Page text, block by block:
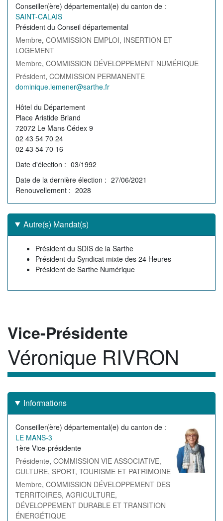
NOS ACTIONS
Solidarité, autonomie et santé
Emploi, insertion et logement
Développement des territoires,
agriculture, développement durable et
transition énergétique
Usages et services numériques en
Sarthe
Infrastructures routières, mobilités et
réseaux électriques
Jeunesse, éducation, citoyenneté et
enseignement supérieur
Culture, sport, tourisme et patrimoine
Conseiller(ère) départemental(e) du canton de
SAINT-CALAIS
Président du Conseil départemental
Membre, COMMISSION EMPLOI, INSERTION ET
LOGEMENT
Membre, COMMISSION DÉVELOPPEMENT NUMÉRIQUE
Président, COMMISSION PERMANENTE
Courriel
l'élu(e)
dominique.lemener@sarthe.fr
Adresse
de
l'élu
Hôtel du Département
Place Aristide Briand
72072 Le Mans Cédex 9
02 43 54 70 24
02 43 54 70 16
Date d'élection
03/1992
Date de la dernière élection
27/06/2021
Renouvellement
2028
Autre(s) Mandat(s)
Autre(s)
mandat(s)
Président du SDIS de la Sarthe
Président du Syndicat mixte des 24 Heures
Président de Sarthe Numérique
Rôle
Vice-Présidente
Membre
Véronique RIVRON
Informations
Image
l'élu(e)
Conseiller(ère) départemental(e) du canton de
LE MANS-3
1ère Vice-présidente
Présidente, COMMISSION VIE ASSOCIATIVE,
CULTURE, SPORT, TOURISME ET PATRIMOINE
Membre, COMMISSION DÉVELOPPEMENT DES
TERRITOIRES, AGRICULTURE,
DÉVELOPPEMENT DURABLE ET TRANSITION
ÉNERGÉTIQUE